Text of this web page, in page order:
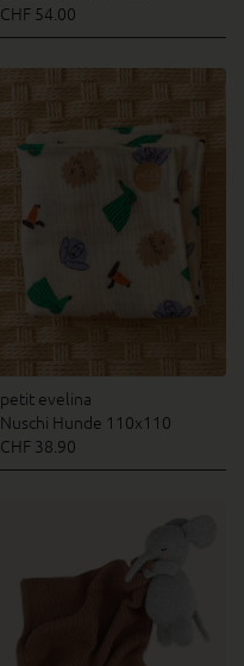
CHF 54.00
petit evelina
Nuschi Hunde 110x110
CHF 38.90